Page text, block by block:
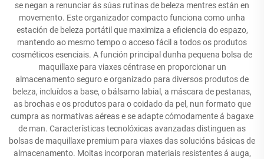
se negan a renunciar ás súas rutinas de beleza mentres están en
movemento. Este organizador compacto funciona como unha
estación de beleza portátil que maximiza a eficiencia do espazo,
mantendo ao mesmo tempo o acceso fácil a todos os produtos
cosméticos esenciais. A función principal dunha pequena bolsa de
maquillaxe para viaxes céntrase en proporcionar un
almacenamento seguro e organizado para diversos produtos de
beleza, incluídos a base, o bálsamo labial, a máscara de pestanas,
as brochas e os produtos para o coidado da pel, nun formato que
cumpra as normativas aéreas e se adapte cómodamente á bagaxe
de man. Características tecnolóxicas avanzadas distinguen as
bolsas de maquillaxe premium para viaxes das solucións básicas de
almacenamento. Moitas incorporan materiais resistentes á auga,